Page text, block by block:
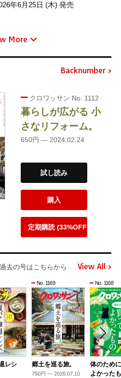
年6月25日 (木) 発売
More
Backnumber
クロワッサン No. 1112
暮らしが広がる 小
さなリフォーム。
650円 — 2024.02.24
試し読み
購入
定期購読 (33%OFF)
過去の号はこちらから View All
レシ
No. 1169
郷土を巡る旅。
750円 — 2026.07.10
No. 1168
体のため
よかった